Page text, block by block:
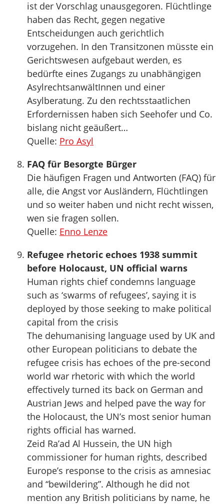
ist der Vorschlag unausgegoren. Flüchtlinge
haben das Recht, gegen negative
Entscheidungen auch gerichtlich
vorzugehen. In den Transitzonen müsste ein
Gerichtswesen aufgebaut werden, es
bedürfte eines Zugangs zu unabhängigen
AsylrechtsanwältInnen und einer
Asylberatung. Zu den rechtsstaatlichen
Erfordernissen haben sich Seehofer und Co.
bislang nicht geäußert…
Quelle: Pro Asyl
FAQ für Besorgte Bürger
Die häufigen Fragen und Antworten (FAQ) für
alle, die Angst vor Ausländern, Flüchtlingen
und so weiter haben und nicht recht wissen,
wen sie fragen sollen.
Quelle: Enno Lenze
Refugee rhetoric echoes 1938 summit
before Holocaust, UN official warns
Human rights chief condemns language
such as ‘swarms of refugees’, saying it is
deployed by those seeking to make political
capital from the crisis
The dehumanising language used by UK and
other European politicians to debate the
refugee crisis has echoes of the pre-second
world war rhetoric with which the world
effectively turned its back on German and
Austrian Jews and helped pave the way for
the Holocaust, the UN’s most senior human
rights official has warned.
Zeid Ra’ad Al Hussein, the UN high
commissioner for human rights, described
Europe’s response to the crisis as amnesiac
and “bewildering”. Although he did not
mention any British politicians by name, he